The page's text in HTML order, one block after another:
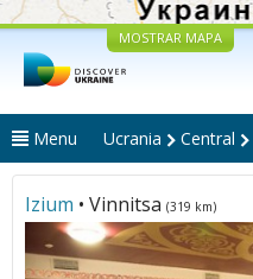
MOSTRAR MAPA
Menu Ucrania Central
Izium • Vinnitsa (319 km)